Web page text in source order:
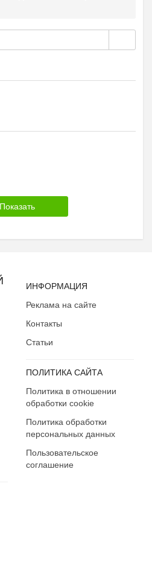
ИНФОРМАЦИЯ
Реклама на сайте
Контакты
Статьи
ПОЛИТИКА САЙТА
Политика в отношении
обработки cookie
Политика обработки
персональных данных
Пользовательское
соглашение